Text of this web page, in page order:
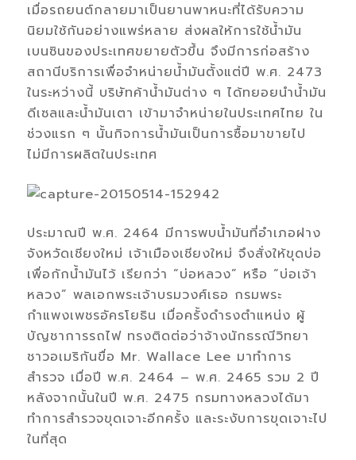
เมื่อรถยนต์กลายมาเป็นยานพาหนะที่ได้รับความ
นิยมใช้กันอย่างแพร่หลาย ส่งผลให้การใช้น้ำมัน
เบนซินของประเทศขยายตัวขึ้น จึงมีการก่อสร้าง
สถานีบริการเพื่อจำหน่ายน้ำมันตั้งแต่ปี พ.ศ. 2473
ในระหว่างนี้ บริษัทค้าน้ำมันต่าง ๆ ได้ทยอยนำน้ำมัน
ดีเซลและน้ำมันเตา เข้ามาจำหน่ายในประเทศไทย ใน
ช่วงแรก ๆ นั้นกิจการน้ำมันเป็นการซื้อมาขายไป
ไม่มีการผลิตในประเทศ
ประมาณปี พ.ศ. 2464 มีการพบน้ำมันที่อำเภอฝาง
จังหวัดเชียงใหม่ เจ้าเมืองเชียงใหม่ จึงสั่งให้ขุดบ่อ
เพื่อกักน้ำมันไว้ เรียกว่า “บ่อหลวง” หรือ “บ่อเจ้า
หลวง” พลเอกพระเจ้าบรมวงศ์เธอ กรมพระ
กำแพงเพชรอัครโยธิน เมื่อครั้งดำรงตำแหน่ง ผู้
บัญชาการรถไฟ ทรงติดต่อว่าจ้างนักธรณีวิทยา
ชาวอเมริกันขื่อ Mr. Wallace Lee มาทำการ
สำรวจ เมื่อปี พ.ศ. 2464 – พ.ศ. 2465 รวม 2 ปี
หลังจากนั้นในปี พ.ศ. 2475 กรมทางหลวงได้มา
ทำการสำรวจขุดเจาะอีกครั้ง และระงับการขุดเจาะไป
ในที่สุด